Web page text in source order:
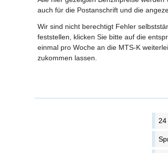
auch für die Postanschrift und die
Wir sind nicht berechtigt Fehler
feststellen, klicken Sie bitte auf die
einmal pro Woche an die MTS-K
zukommen lassen.